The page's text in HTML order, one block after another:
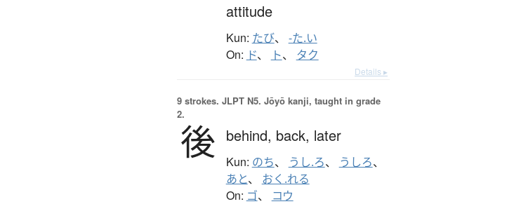
attitude
Kun: たび、 -た.い
On: ド、 ト、 タク
Details ▸
9 strokes. JLPT N5. Jōyō kanji, taught in grade
2.
後 behind, back, later
Kun: のち、 うし.ろ、 うしろ、
あと、 おく.れる
On: ゴ、 コウ